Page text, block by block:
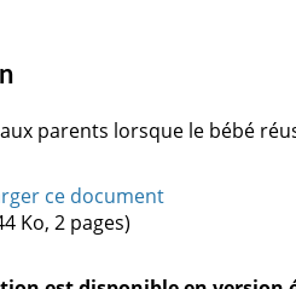
parents lorsque le bébé
ce document
Ko, 2 pages)